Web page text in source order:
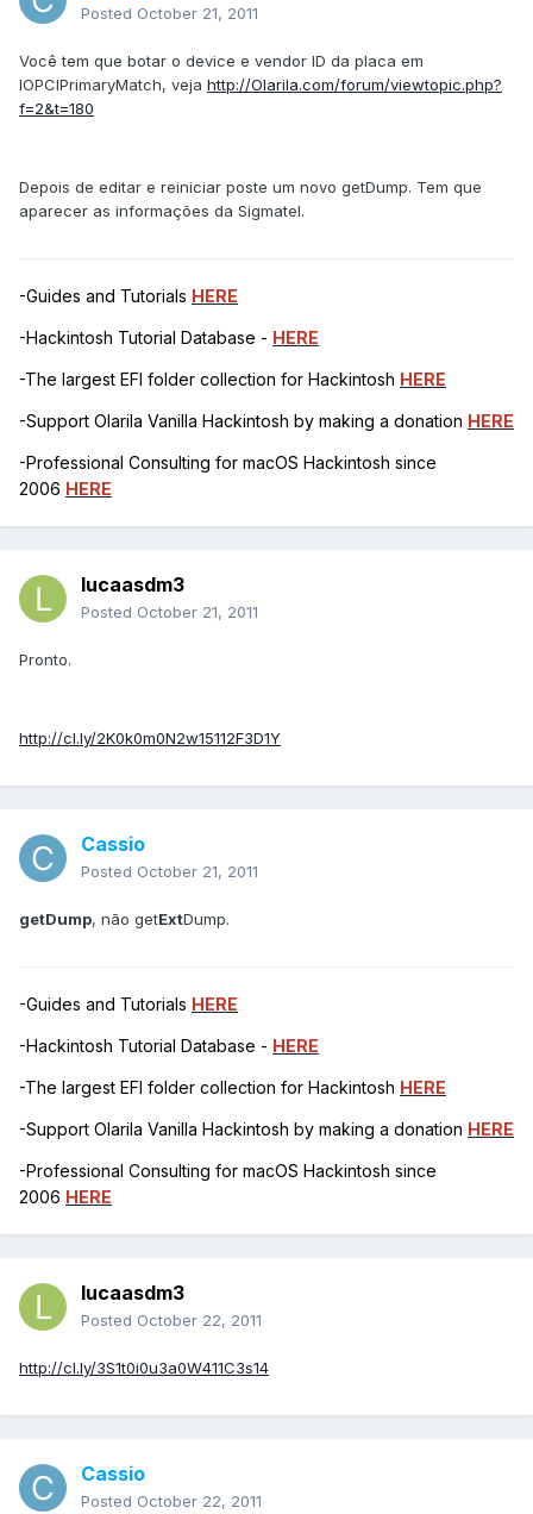
Posted October 21, 2011
Você tem que botar o device e vendor ID da placa em
IOPCIPrimaryMatch, veja http://Olarila.com/forum/viewtopic.php?
f=2&t=180
Depois de editar e reiniciar poste um novo getDump. Tem que
aparecer as informações da Sigmatel.
-Guides and Tutorials HERE
-Hackintosh Tutorial Database - HERE
-The largest EFI folder collection for Hackintosh HERE
-Support Olarila Vanilla Hackintosh by making a donation HERE
-Professional Consulting for macOS Hackintosh since
2006 HERE
lucaasdm3
Posted October 21, 2011
Pronto.
http://cl.ly/2K0k0m0N2w15112F3D1Y
Cassio
Posted October 21, 2011
getDump, não getExtDump.
-Guides and Tutorials HERE
-Hackintosh Tutorial Database - HERE
-The largest EFI folder collection for Hackintosh HERE
-Support Olarila Vanilla Hackintosh by making a donation HERE
-Professional Consulting for macOS Hackintosh since
2006 HERE
lucaasdm3
Posted October 22, 2011
http://cl.ly/3S1t0i0u3a0W411C3s14
Cassio
Posted October 22, 2011